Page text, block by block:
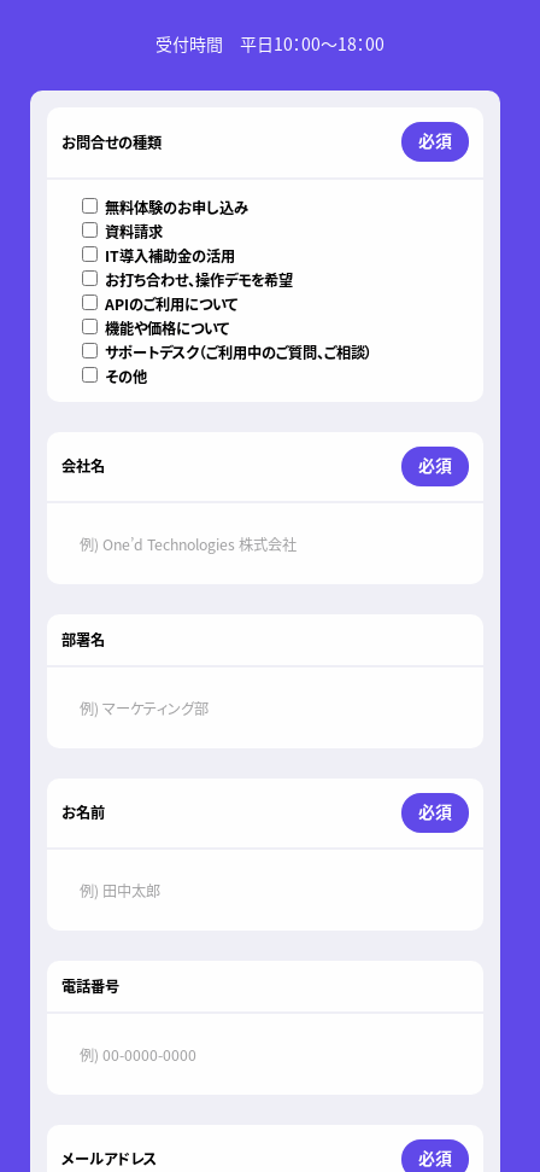
受付時間 平日10：00～18：00
お問合せの種類 必須
無料体験のお申し込み
資料請求
IT導入補助金の活用
お打ち合わせ、操作デモを希望
APIのご利用について
機能や価格について
サポートデスク（ご利用中のご質問、ご相談）
その他
会社名 必須
部署名
お名前 必須
電話番号
メールアドレス 必須